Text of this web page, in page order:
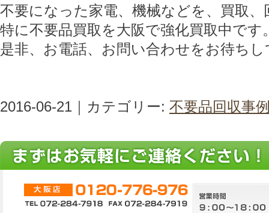
不要になった家電、機械などを、買取
特に不要品買取を大阪で強化買取中です
是非、お電話、お問い合わせをお待ち
2016-06-21｜カテゴリー: 不要品回収事